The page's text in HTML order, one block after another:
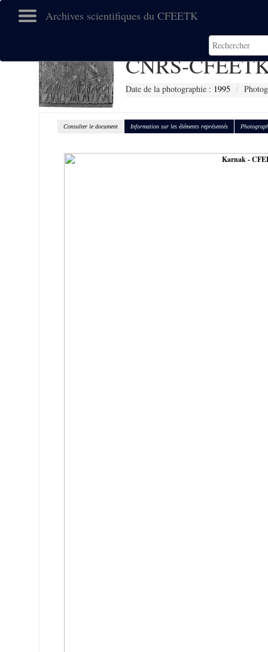
Archives scientifiques du CFEETK
CNRS-
Date de la photographie : 1995
Consulter le document Information sur les éléments représentés